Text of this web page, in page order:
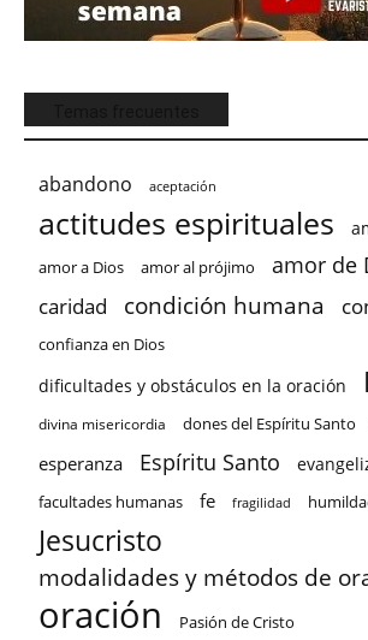
abandono aceptación
actitudes espirituales
amor a Dios amor al prójimo amor de
caridad condición humana
confianza en Dios
dificultades y obstáculos en la oración
divina misericordia dones del Espíritu Santo
esperanza Espíritu Santo
facultades humanas fe fragilidad
Jesucristo
modalidades y métodos de
oración Pasión de Cristo